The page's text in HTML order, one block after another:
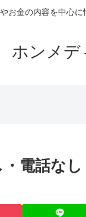
お金の内容を中心に
ホンメデ
電話なし